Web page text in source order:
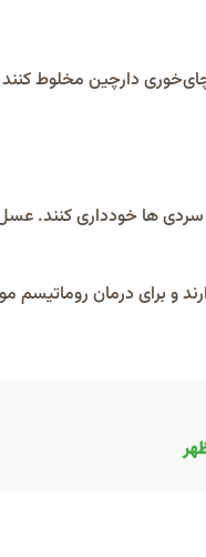
هرروز صبح و شب ۱ لیوان آب گرم را با ۱ قاشق غذاخوری عسل
سردی ها خودداری کنند.
برای درمان روماتیسم